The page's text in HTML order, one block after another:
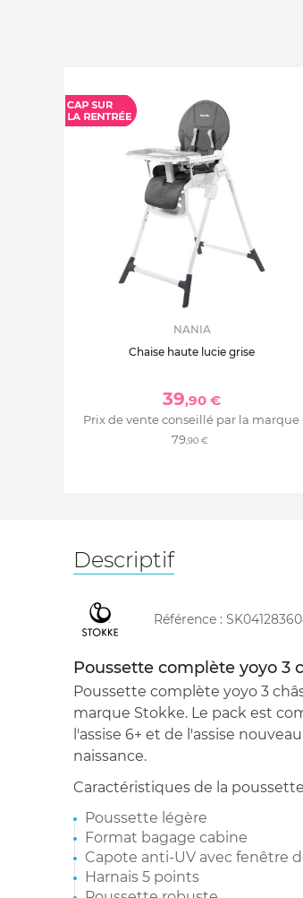
NANIA
Chaise haute lucie grise
39,90 €
Prix de vente conseillé par la marque :
79,90 €
Descriptif
Référence :
Poussette complète yoyo 3
Poussette complète yoyo 3
marque Stokke. Le pack est
l'assise 6+ et de l'assise
naissance.
Caractéristiques de la
Poussette légère
Format bagage cabine
Capote anti-UV avec fenêtre
Harnais 5 points